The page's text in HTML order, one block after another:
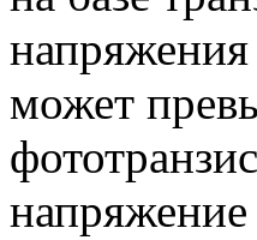
напряжения
может